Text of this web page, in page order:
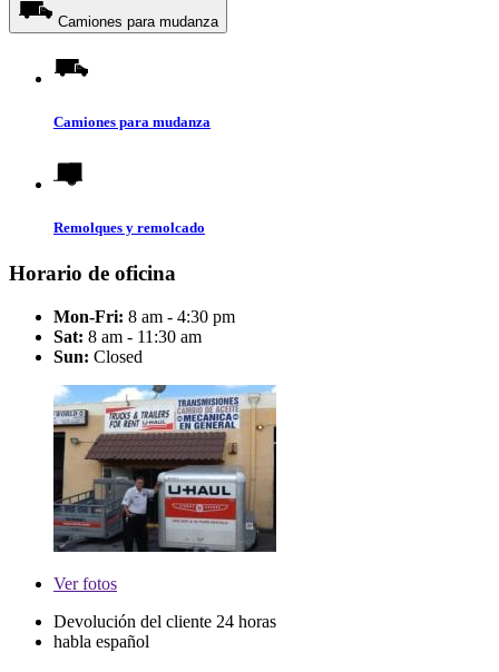
Camiones para mudanza
Camiones para mudanza
Remolques y remolcado
Horario de oficina
Mon-Fri: 8 am - 4:30 pm
Sat: 8 am - 11:30 am
Sun: Closed
Verfotos
Devolución del cliente 24 horas
habla español